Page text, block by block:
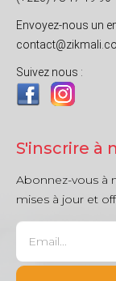
Envoyez-nous un
Suivez nous :
S'inscrire à
Abonnez-vous à
mises à jour et